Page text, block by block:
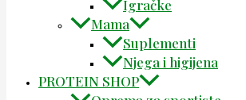
Igračke
Mama
Suplementi
Njega i higijena
PROTEIN SHOP